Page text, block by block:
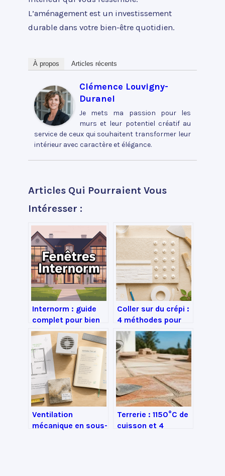
L’aménagement est un investissement
durable dans votre bien-être quotidien.
À propos Articles récents
Clémence Louvigny-
Duranel
Je mets ma passion pour les
murs et leur potentiel créatif au
service de ceux qui souhaitent transformer leur
intérieur avec caractère et élégance.
Articles Qui Pourraient Vous
Intéresser :
Internorm : guide
complet pour bien
choisir vos fenêtres
et portes
Coller sur du crépi :
4 méthodes pour
décorer sans percer
ni abîmer vos murs
Ventilation
mécanique en sous-
Terrerie : 1150°C de
cuisson et 4